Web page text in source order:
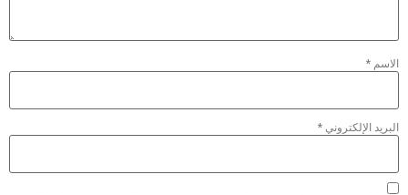
الاسم *
البريد الإلكتروني *